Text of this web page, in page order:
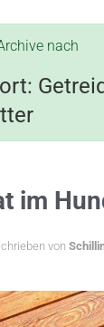
nach
im
von